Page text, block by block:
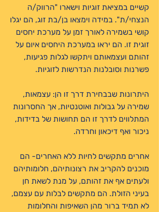
קשיים במציאת זוגיות וישארו "הרווק/ה
הנצחי/ת". במידה וימצאו בן/בת זוג, הם יגלו
קושי בשמירה לאורך זמן על מערכת יחסים
זוגית זו. הם יראו במערכת היחסים איום על
זהותם ועצמאותם ויתקשו לגלות פגיעות,
פשרנות וסובלנות הנדרשות לזוגיות.
היתרונות שבבחירת דרך זו הן: עצמאות,
שמירה על גבולות ואוטנטיות, אך החסרונות
המתלווים לדרך זו הם תחושות של בדידות,
ניכור ואף דיכאון וחרדה.
אחרים מתקשים לחיות ללא האחרים- הם
מוכנים להקריב את רצונותיהם, חלומותיהם
ולעתים אף את זהותם, על מנת לשאת חן
בעיני הזולת. הם מתקשים לבלות עם עצמם,
לא תמיד ברור מהן השאיפות והחלומות